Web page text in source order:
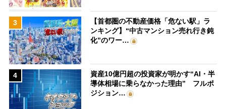
3
【首都圏の不動産価格「危ない駅」ラ
ンキング】“中古マンション売れ行き鈍
化”のワー…
4
資産10億円超の投資家が明かす“AI・半
導体相場に乗らなかった理由” フルポ
ジション…